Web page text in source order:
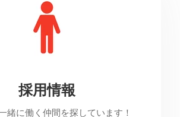
採用情報
緒に働く仲間を探しています！